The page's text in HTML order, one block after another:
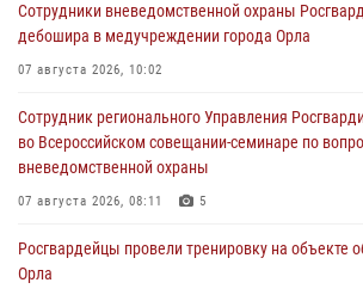
Сотрудники вневедомственной охраны
дебошира в медучреждении города Орла
07 августа 2026, 10:02
Сотрудник регионального Управления
во Всероссийском совещании-семинаре по
вневедомственной охраны
07 августа 2026, 08:11 5
Росгвардейцы провели тренировку на объекте
Орла